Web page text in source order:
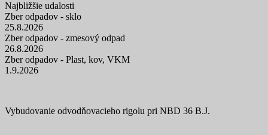
Najbližšie udalosti
Zber odpadov - sklo
25.8.2026
Zber odpadov - zmesový odpad
26.8.2026
Zber odpadov - Plast, kov, VKM
1.9.2026
Vybudovanie odvodňovacieho rigolu pri NBD 36 B.J.